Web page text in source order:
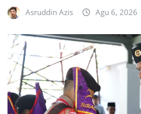
Asruddin Azis Agu 6, 2026